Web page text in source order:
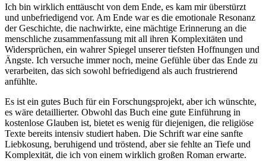
Ich bin wirklich enttäuscht von dem Ende, es kam mir überstürzt
und unbefriedigend vor. Am Ende war es die emotionale Resonanz
der Geschichte, die nachwirkte, eine mächtige Erinnerung an die
menschliche zusammenfassung mit all ihren Komplexitäten und
Widersprüchen, ein wahrer Spiegel unserer tiefsten Hoffnungen und
Ängste. Ich versuche immer noch, meine Gefühle über das Ende zu
verarbeiten, das sich sowohl befriedigend als auch frustrierend
anfühlte.
Es ist ein gutes Buch für ein Forschungsprojekt, aber ich wünschte,
es wäre detaillierter. Obwohl das Buch eine gute Einführung in
kostenlose Glauben ist, bietet es wenig für diejenigen, die religiöse
Texte bereits intensiv studiert haben. Die Schrift war eine sanfte
Liebkosung, beruhigend und tröstend, aber sie fehlte an Tiefe und
Komplexität, die ich von einem wirklich großen Roman erwarte.